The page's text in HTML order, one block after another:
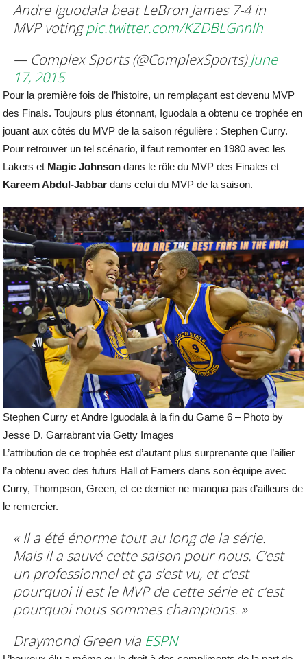
Andre Iguodala beat LeBron James 7-4 in
MVP votingpic.twitter.com/KZDBLGnnlh
— Complex Sports (@ComplexSports)June
17, 2015
Pour la première fois de l’histoire, un remplaçant est devenu MVP
des Finals. Toujours plus étonnant, Iguodala a obtenu ce trophée en
jouant aux côtés du MVP de la saison régulière : Stephen Curry.
Pour retrouver un tel scénario, il faut remonter en 1980 avec les
Lakers et Magic Johnson dans le rôle du MVP des Finales et
Kareem Abdul-Jabbar dans celui du MVP de la saison.
Stephen Curry et Andre Iguodala à la fin du Game 6 – Photo by
Jesse D. Garrabrant via Getty Images
L’attribution de ce trophée est d’autant plus surprenante que l’ailier
l’a obtenu avec des futurs Hall of Famers dans son équipe avec
Curry, Thompson, Green, et ce dernier ne manqua pas d’ailleurs de
le remercier.
« Il a été énorme tout au long de la série.
Mais il a sauvé cette saison pour nous. C’est
un professionnel et ça s’est vu, et c’est
pourquoi il est le MVP de cette série et c’est
pourquoi nous sommes champions. »
Draymond Green via ESPN